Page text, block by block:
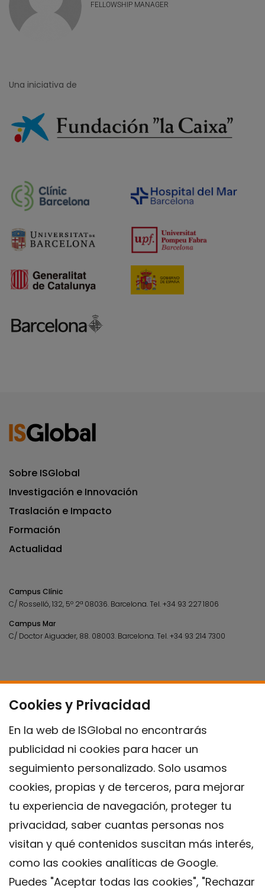
FELLOWSHIP MANAGER
Cookies y Privacidad
En la web de ISGlobal no encontrarás
publicidad ni cookies para hacer un
seguimiento personalizado. Solo usamos
cookies, propias y de terceros, para mejorar
tu experiencia de navegación, proteger tu
privacidad, saber cuantas personas nos
visitan y qué contenidos suscitan más interés,
como las cookies analíticas de Google.
Puedes "Aceptar todas las cookies", "Rechazar
Una iniciativa de
Sobre ISGlobal
Investigación e Innovación
Traslación e Impacto
Formación
Actualidad
Campus Clínic
C/ Rosselló, 132, 5º 2ª 08036. Barcelona.Tel.+34 93 227 1806
Campus Mar
C/ Doctor Aiguader, 88. 08003. Barcelona.Tel.+34 93 214 7300